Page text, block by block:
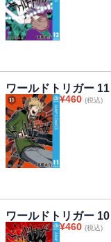
ワールドトリガー 11
¥460 (税込)
ワールドトリガー 10
¥460 (税込)